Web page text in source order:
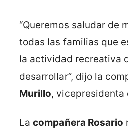
“Queremos saludar de
todas las familias que
la actividad recreativa
desarrollar”, dijo la
Murillo, vicepresidenta
La compañera Rosario